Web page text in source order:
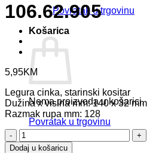
Povratak u trgovinu
Košarica
Nema proizvoda u košarici.
Povratak u trgovinu
106.62.905
5,95KM
Legura cinka, starinski kositar
Dužina x visina mm: 140 x 32 mm
Razmak rupa mm: 128
106.62.905
količina
Dodaj u košaricu